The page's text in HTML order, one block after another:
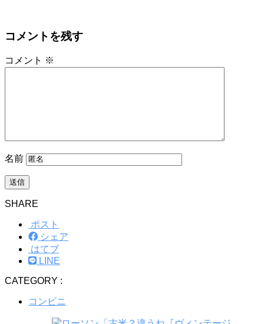
コメントを残す
コメント ※
名前
SHARE
ポスト
シェア
はてブ
LINE
CATEGORY :
コンビニ